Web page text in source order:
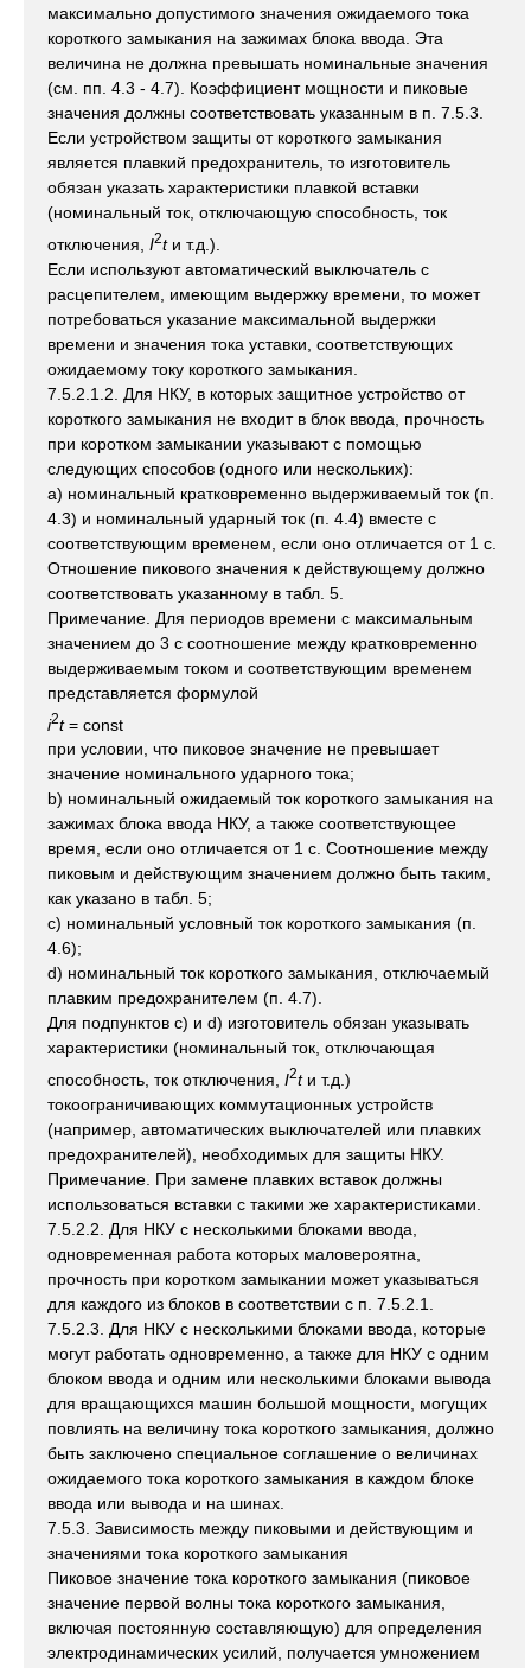
максимально допустимого значения ожидаемого тока
короткого замыкания на зажимах блока ввода. Эта
величина не должна превышать номинальные значения
(см. пп. 4.3 - 4.7). Коэффициент мощности и пиковые
значения должны соответствовать указанным в п. 7.5.3.
Если устройством защиты от короткого замыкания
является плавкий предохранитель, то изготовитель
обязан указать характеристики плавкой вставки
(номинальный ток, отключающую способность, ток
отключения, I2tи т.д.).
Если используют автоматический выключатель с
расцепителем, имеющим выдержку времени, то может
потребоваться указание максимальной выдержки
времени и значения тока уставки, соответствующих
ожидаемому току короткого замыкания.
7.5.2.1.2. Для НКУ, в которых защитное устройство от
короткого замыкания не входит в блок ввода, прочность
при коротком замыкании указывают с помощью
следующих способов (одного или нескольких):
а) номинальный кратковременно выдерживаемый ток (п.
4.3) и номинальный ударный ток (п. 4.4) вместе с
соответствующим временем, если оно отличается от 1 с.
Отношение пикового значения к действующему должно
соответствовать указанному в табл. 5.
Примечание. Для периодов времени с максимальным
значением до 3 с соотношение между кратковременно
выдерживаемым током и соответствующим временем
представляется формулой
i2t= const
при условии, что пиковое значение не превышает
значение номинального ударного тока;
b) номинальный ожидаемый ток короткого замыкания на
зажимах блока ввода НКУ, а также соответствующее
время, если оно отличается от 1 с. Соотношение между
пиковым и действующим значением должно быть таким,
как указано в табл. 5;
с) номинальный условный ток короткого замыкания (п.
4.6);
d) номинальный ток короткого замыкания, отключаемый
плавким предохранителем (п. 4.7).
Для подпунктов с) и d) изготовитель обязан указывать
характеристики (номинальный ток, отключающая
способность, ток отключения, I2tи т.д.)
токоограничивающих коммутационных устройств
(например, автоматических выключателей или плавких
предохранителей), необходимых для защиты НКУ.
Примечание. При замене плавких вставок должны
использоваться вставки с такими же характеристиками.
7.5.2.2. Для НКУ с несколькими блоками ввода,
одновременная работа которых маловероятна,
прочность при коротком замыкании может указываться
для каждого из блоков в соответствии с п. 7.5.2.1.
7.5.2.3. Для НКУ с несколькими блоками ввода, которые
могут работать одновременно, а также для НКУ с одним
блоком ввода и одним или несколькими блоками вывода
для вращающихся машин большой мощности, могущих
повлиять на величину тока короткого замыкания, должно
быть заключено специальное соглашение о величинах
ожидаемого тока короткого замыкания в каждом блоке
ввода или вывода и на шинах.
7.5.3. Зависимость между пиковыми и действующим и
значениями тока короткого замыкания
Пиковое значение тока короткого замыкания (пиковое
значение первой волны тока короткого замыкания,
включая постоянную составляющую) для определения
электродинамических усилий, получается умножением